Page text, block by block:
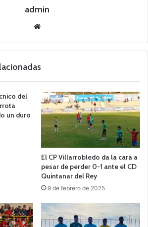
admin
we
del
un duro
El CP Villarrobledo da la cara a
pesar de perder 0-1 ante el CD
Quintanar del Rey
9 de febrero de 2025